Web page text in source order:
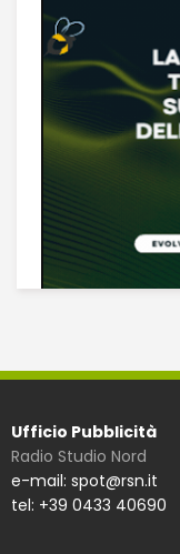
Ufficio Pubblicità
Radio Studio Nord
e-mail: spot@rsn.it
tel: +39 0433 40690